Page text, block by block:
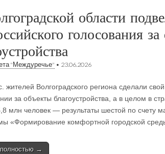
области
голосования
"Междуречье" • 23.06.2026
жителей Волгоградского региона сделали
за объекты благоустройства, а в целом в
млн человек — результаты шестой по счету
«Формирование комфортной городской
→